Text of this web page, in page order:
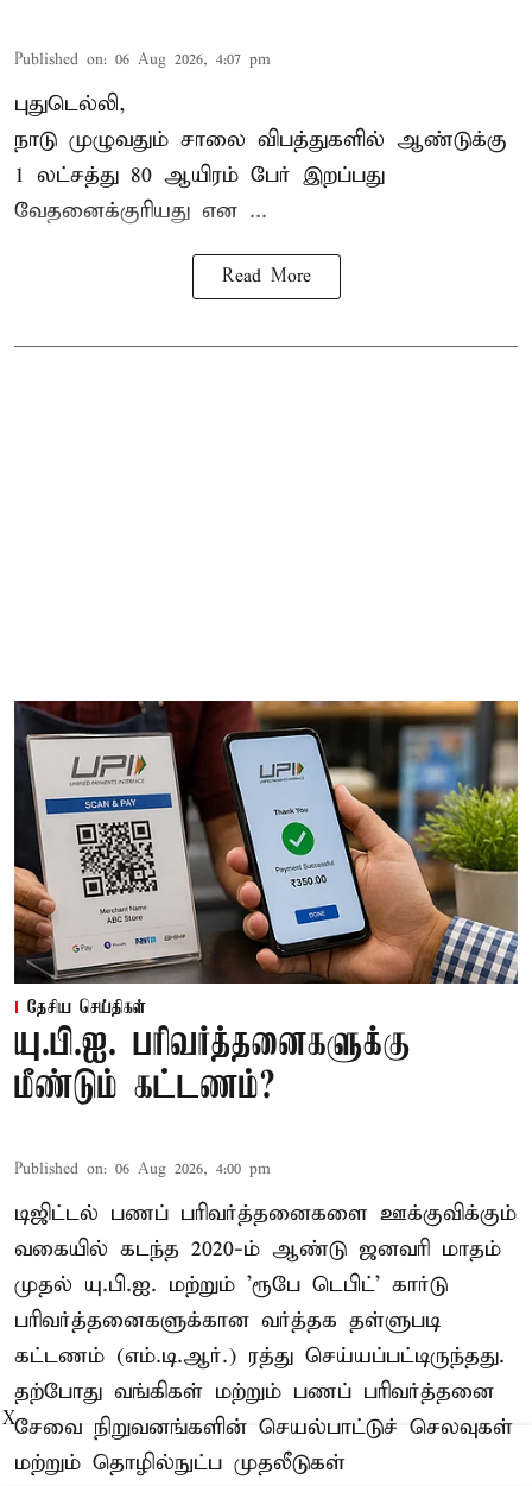
Published on: 06 Aug 2026, 4:07 pm
புதுடெல்லி,
நாடு முழுவதும் சாலை விபத்துகளில் ஆண்டுக்கு
1 லட்சத்து 80 ஆயிரம் பேர் இறப்பது
வேதனைக்குரியது என ...
Read More
தேசிய செய்திகள்
யு.பி.ஐ. பரிவர்த்தனைகளுக்கு
மீண்டும் கட்டணம்?
Published on: 06 Aug 2026, 4:00 pm
டிஜிட்டல் பணப் பரிவர்த்தனைகளை ஊக்குவிக்கும்
வகையில் கடந்த 2020-ம் ஆண்டு ஜனவரி மாதம்
முதல் யு.பி.ஐ. மற்றும் 'ரூபே டெபிட்' கார்டு
பரிவர்த்தனைகளுக்கான வர்த்தக தள்ளுபடி
கட்டணம் (எம்.டி.ஆர்.) ரத்து செய்யப்பட்டிருந்தது.
தற்போது வங்கிகள் மற்றும் பணப் பரிவர்த்தனை
சேவை நிறுவனங்களின் செயல்பாட்டுச் செலவுகள்
மற்றும் தொழில்நுட்ப முதலீடுகள்
X